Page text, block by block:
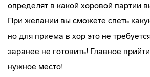
определят в какой хоровой партии
При желании вы сможете спеть
но для приема в хор это не
заранее не готовить! Главное
нужное место!